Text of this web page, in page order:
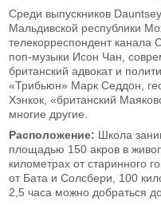
Среди выпускников
Мальдивской республики
телекорреспондент канала
поп-музыки Исон Чан,
британский адвокат и
«Трибьюн» Марк Седдон,
Хэнкок, «британский
многие другие.
Расположение: Школа
площадью 150 акров в
километрах от старинного
от Бата и Солсбери, 100
2,5 часа можно добраться